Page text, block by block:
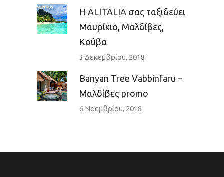
H ALITALIA σας ταξιδεύει
Μαυρίκιο, Μαλδίβες,
Κούβα
3 Δεκεμβρίου, 2018
Banyan Tree Vabbinfaru –
Mαλδίβες promo
6 Νοεμβρίου, 2018